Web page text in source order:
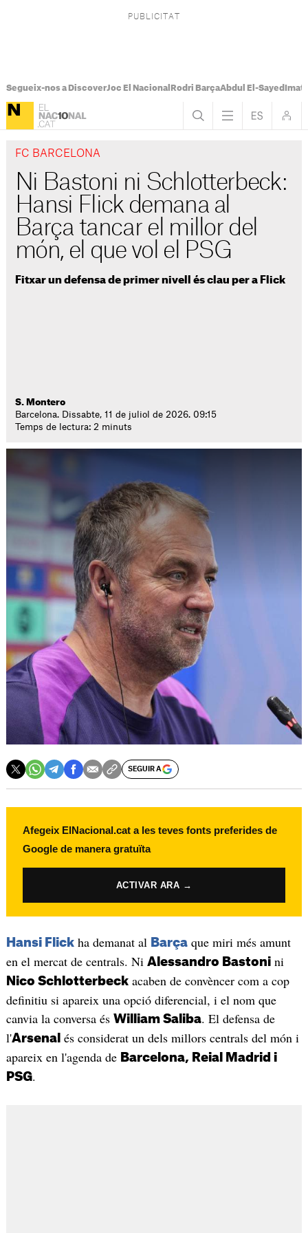
Segueix-nos a DiscoverJoc El Nacional Rodri BarçaAbdul El-Sayed
FC BARCELONA
Ni Bastoni ni Schlotterbeck:
Hansi Flick demana al
Barça tancar el millor del
món, el que vol el PSG
Fitxar un defensa de primer nivell és clau per a Flick
S. Montero
Barcelona. Dissabte, 11 de juliol de 2026. 09:15
Temps de lectura: 2 minuts
SEGUIR A
Afegeix ElNacional.cat a les teves fonts preferides de
Google de manera gratuïta
ACTIVAR ARA →
Hansi Flickha demanat al Barçaque miri més amunt
en el mercat de centrals. Ni Alessandro Bastonini
Nico Schlotterbeckacaben de convèncer com a cop
definitiu si apareix una opció diferencial, i el nom que
canvia la conversa és William Saliba. El defensa de
l'Arsenal és considerat un dels millors centrals del món i
apareix en l'agenda de Barcelona, Reial Madrid i
PSG.